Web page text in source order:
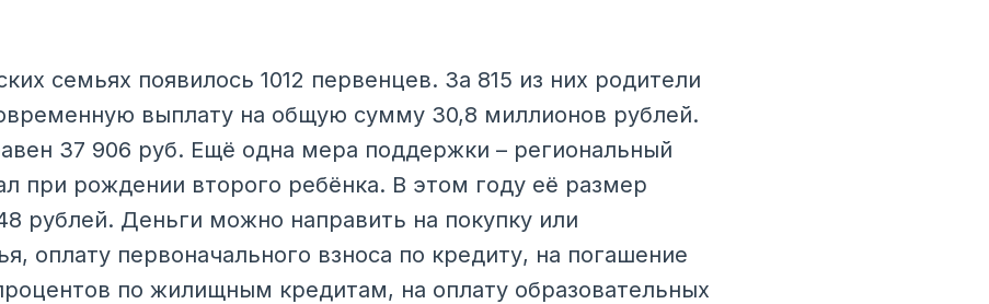
семьях появилось 1012 первенцев. За 815 из них родители
выплату на общую сумму 30,8 миллионов рублей.
37 906 руб. Ещё одна мера поддержки – региональный
при рождении второго ребёнка. В этом году её размер
рублей. Деньги можно направить на покупку или
оплату первоначального взноса по кредиту, на погашение
по жилищным кредитам, на оплату образовательных